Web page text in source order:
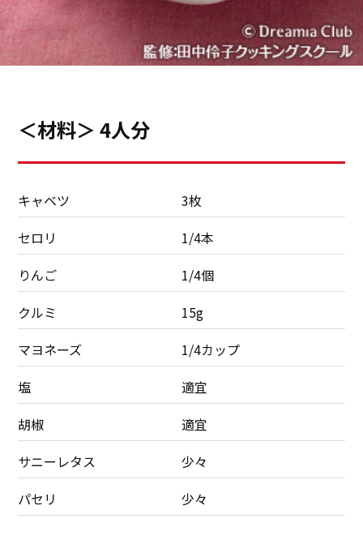
＜材料＞ 4人分
キャベツ
3枚
セロリ
1/4本
りんご
1/4個
クルミ
15g
マヨネーズ
1/4カップ
塩
適宜
胡椒
適宜
サニーレタス
少々
パセリ
少々